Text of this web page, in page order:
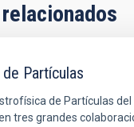
Partículas
de Partículas
tres grandes